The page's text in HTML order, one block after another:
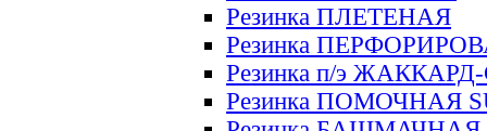
Резинка ПЛЕТЕНАЯ
Резинка
Резинка п/э
Резинка ПОМОЧНАЯ